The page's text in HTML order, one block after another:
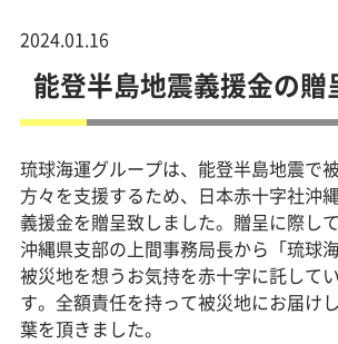
2024.01.16
能登半島地震義援金の贈
琉球海運グループは、能登半島地震で
方々を支援するため、日本赤十字社沖
義援金を贈呈致しました。贈呈に際し
沖縄県支部の上間事務局長から「琉球
被災地を想うお気持を赤十字に託して
す。全額責任を持って被災地にお届け
葉を頂きました。